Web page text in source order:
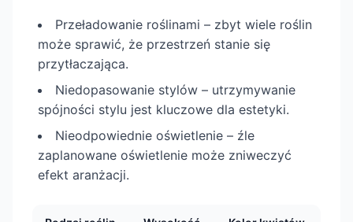
Przeładowanie roślinami – zbyt wiele roślin
może sprawić, że przestrzeń stanie się
przytłaczająca.
Niedopasowanie stylów – utrzymywanie
spójności stylu jest kluczowe dla estetyki.
Nieodpowiednie oświetlenie – źle
zaplanowane oświetlenie może zniweczyć
efekt aranżacji.